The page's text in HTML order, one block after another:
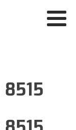
8515